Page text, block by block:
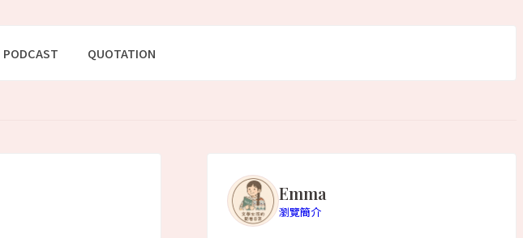
PODCAST QUOTATION
Emma
瀏覽簡介